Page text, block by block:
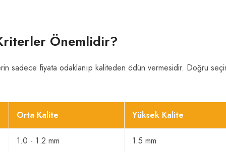
Önemlidir?
sadece fiyata odaklanıp kaliteden ödün vermesidir. Doğru
Orta Kalite Yüksek Kalite
1.0 - 1.2 mm 1.5 mm